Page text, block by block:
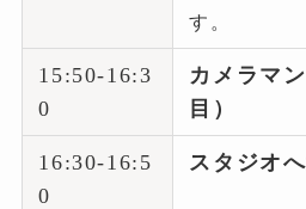
す。
15:50-16:3
0
カメラマ
目）
16:30-16:5
0
スタジオ